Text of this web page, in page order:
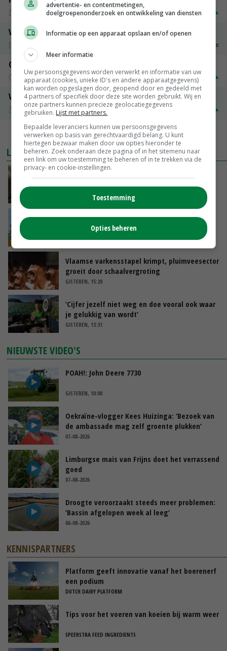
Zuivel NL
€ 269,00 € 7,00
Vleeskuikens 2001-2600 gr
Barneveld
Gerst
Groningen
€ 197,00 € 2,00
Volle melkpoeder
Zuivel NL
€ 345,00
MEER MARKTPRIJZEN
LAATSTE NIEUWS
‘Samenwerking A-ware en Amalthea gaat
zorgen voor meer balans’
GISTEREN, 16:01
Internationale vraag naar geitenzuivel blijft
groot: Nederland in Europese top
Vlaamse varkensstapel krimpt, pluimveesector
groeit door schaalvergroting
GISTEREN, 15:20
‘Cijfer jezelf niet weg en doe vooral ook waar
je gelukkig van wordt’
GISTEREN, 13:31
NIEUWSTE VIDEO'S
POAH!: John Deere 7730
GISTEREN, 10:00
Oekraïne-vlogger Kees Huizinga: ‘Bezoek van
de ambassade mag zelf groente plukken’
07-08-2026
Limburgse mais van Frijns doet het verrassend
goed
07-08-2026
Droogte veroorzaakt steeds meer problemen:
‘Bassin afgelopen week al leeg’
06-08-2026
KENNISPARTNERS
Platform geeft innovatie vanaf het boerenerf
een podium
DUTCH DAIRY PLATFORM
Tips voor het voeren van koeien bij warm weer
SPEERSTRA FEED INGREDIENTS
advertentie- en contentmetingen,
doelgroepenonderzoek en ontwikkeling van diensten
Informatie op een apparaat opslaan en/of openen
Meer informatie
Uw persoonsgegevens worden verwerkt en informatie van uw
apparaat (cookies, unieke ID's en andere apparaatgegevens)
kan worden opgeslagen door, geopend door en gedeeld met
4 partners of specifiek door deze site worden gebruikt. Wij en
onze partners kunnen precieze geolocatiegegevens
gebruiken. Lijst met partners.
Bepaalde leveranciers kunnen uw persoonsgegevens
verwerken op basis van gerechtvaardigd belang. U kunt
hiertegen bezwaar maken door uw opties hieronder te
beheren. Zoek onderaan deze pagina of in het sitemenu naar
een link om uw toestemming te beheren of in te trekken via de
privacy- en cookie-instellingen.
Toestemming
Opties beheren